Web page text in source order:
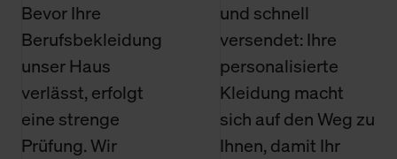
Bevor Ihre
Berufsbekleidung
unser Haus
verlässt, erfolgt
eine strenge
Prüfung. Wir
und schnell
versendet: Ihre
personalisierte
Kleidung macht
sich auf den Weg zu
Ihnen, damit Ihr